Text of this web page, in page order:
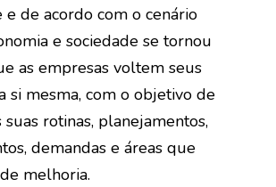
de acordo com o cenário
e sociedade se tornou
as empresas voltem seus
si mesma, com o objetivo de
rotinas, planejamentos,
demandas e áreas que
melhoria.